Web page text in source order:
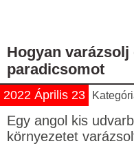
Hogyan
paradicsomot
2022 Április 23
Egy angol kis
környezetet